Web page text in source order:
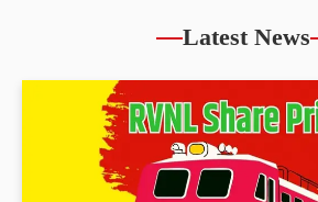
Latest News